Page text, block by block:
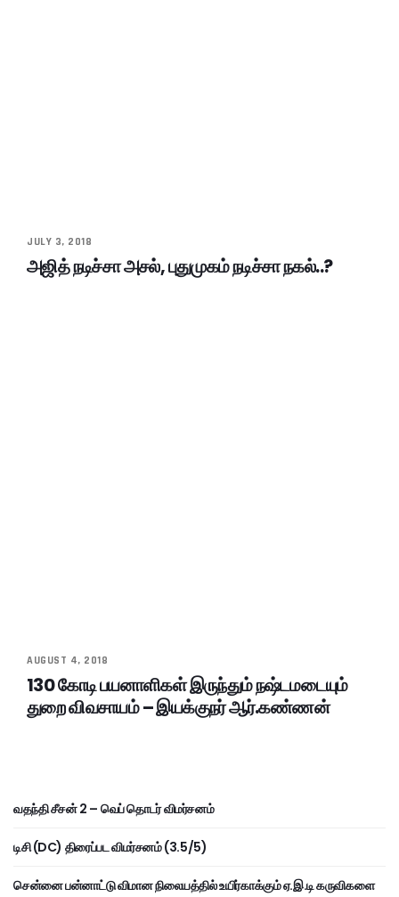
JULY 3, 2018
அஜித் நடிச்சா அசல், புதுமுகம் நடிச்சா நகல்..?
AUGUST 4, 2018
130 கோடி பயனாளிகள் இருந்தும் நஷ்டமடையும்
துறை விவசாயம் – இயக்குநர் ஆர்.கண்ணன்
வதந்தி சீசன் 2 – வெப் தொடர் விமர்சனம்
டிசி (DC) திரைப்பட விமர்சனம் (3.5/5)
சென்னை பன்னாட்டு விமான நிலையத்தில் உயிர்காக்கும் ஏ.இ.டி கருவிகளை